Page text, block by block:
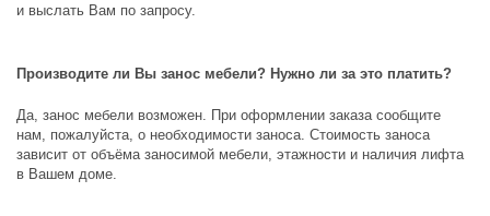
и выслать Вам по запросу.
Производите ли Вы занос мебели? Нужно ли за это платить?
Да, занос мебели возможен. При оформлении заказа сообщите
нам, пожалуйста, о необходимости заноса. Стоимость заноса
зависит от объёма заносимой мебели, этажности и наличия лифта
в Вашем доме.